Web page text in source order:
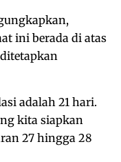
ini berada di atas
adalah 21 hari.
kita siapkan
27 hingga 28